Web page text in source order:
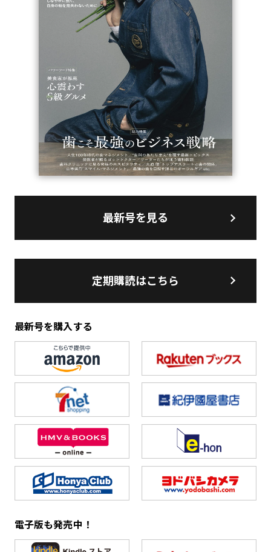
最新号を見る
定期購読はこちら
最新号を購入する
電子版も発売中！